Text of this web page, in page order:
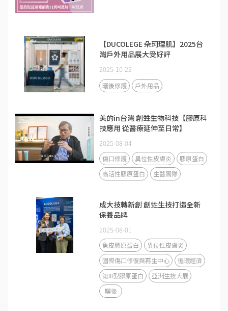
【DUCOLEGE 朵珂理肌】2025台
灣戶外用品展大受好評
2025-10-22
曬後修護 戶外用品
美的in台灣 創甡生物科技【膠原科
技應用 從醫療延伸至日常】
2025-08-04
傷口修護 異位性皮膚炎
膠原蛋白
高活性膠原蛋白
生醫團隊
成大技轉新創 創甡生技打造全新
保養品牌
2025-08-01
魚皮膠原蛋白
異位性皮膚炎
國際傷口修復與再生中心
循環經濟
第III型膠原蛋白
亞洲生技大展
曬後